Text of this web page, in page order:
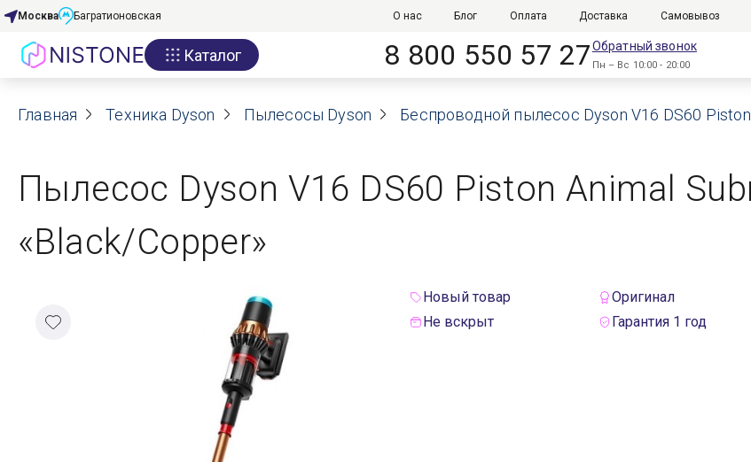
Акции
О нас
Реквизиты
Москва Багратионовская О нас Блог Оплата Доставка Самовывоз
Каталог 8 800 550 57 27Обратный звонок
Пн – Вс 10:00 - 20:00
Главная Техника Dyson Пылесосы Dyson Беспроводной пылесос Dyson V16 DS60
Пылесос Dyson V16 DS60 Piston Animal
«Black/Copper»
Новый товар
Оригинал
Не вскрыт
Гарантия 1 год